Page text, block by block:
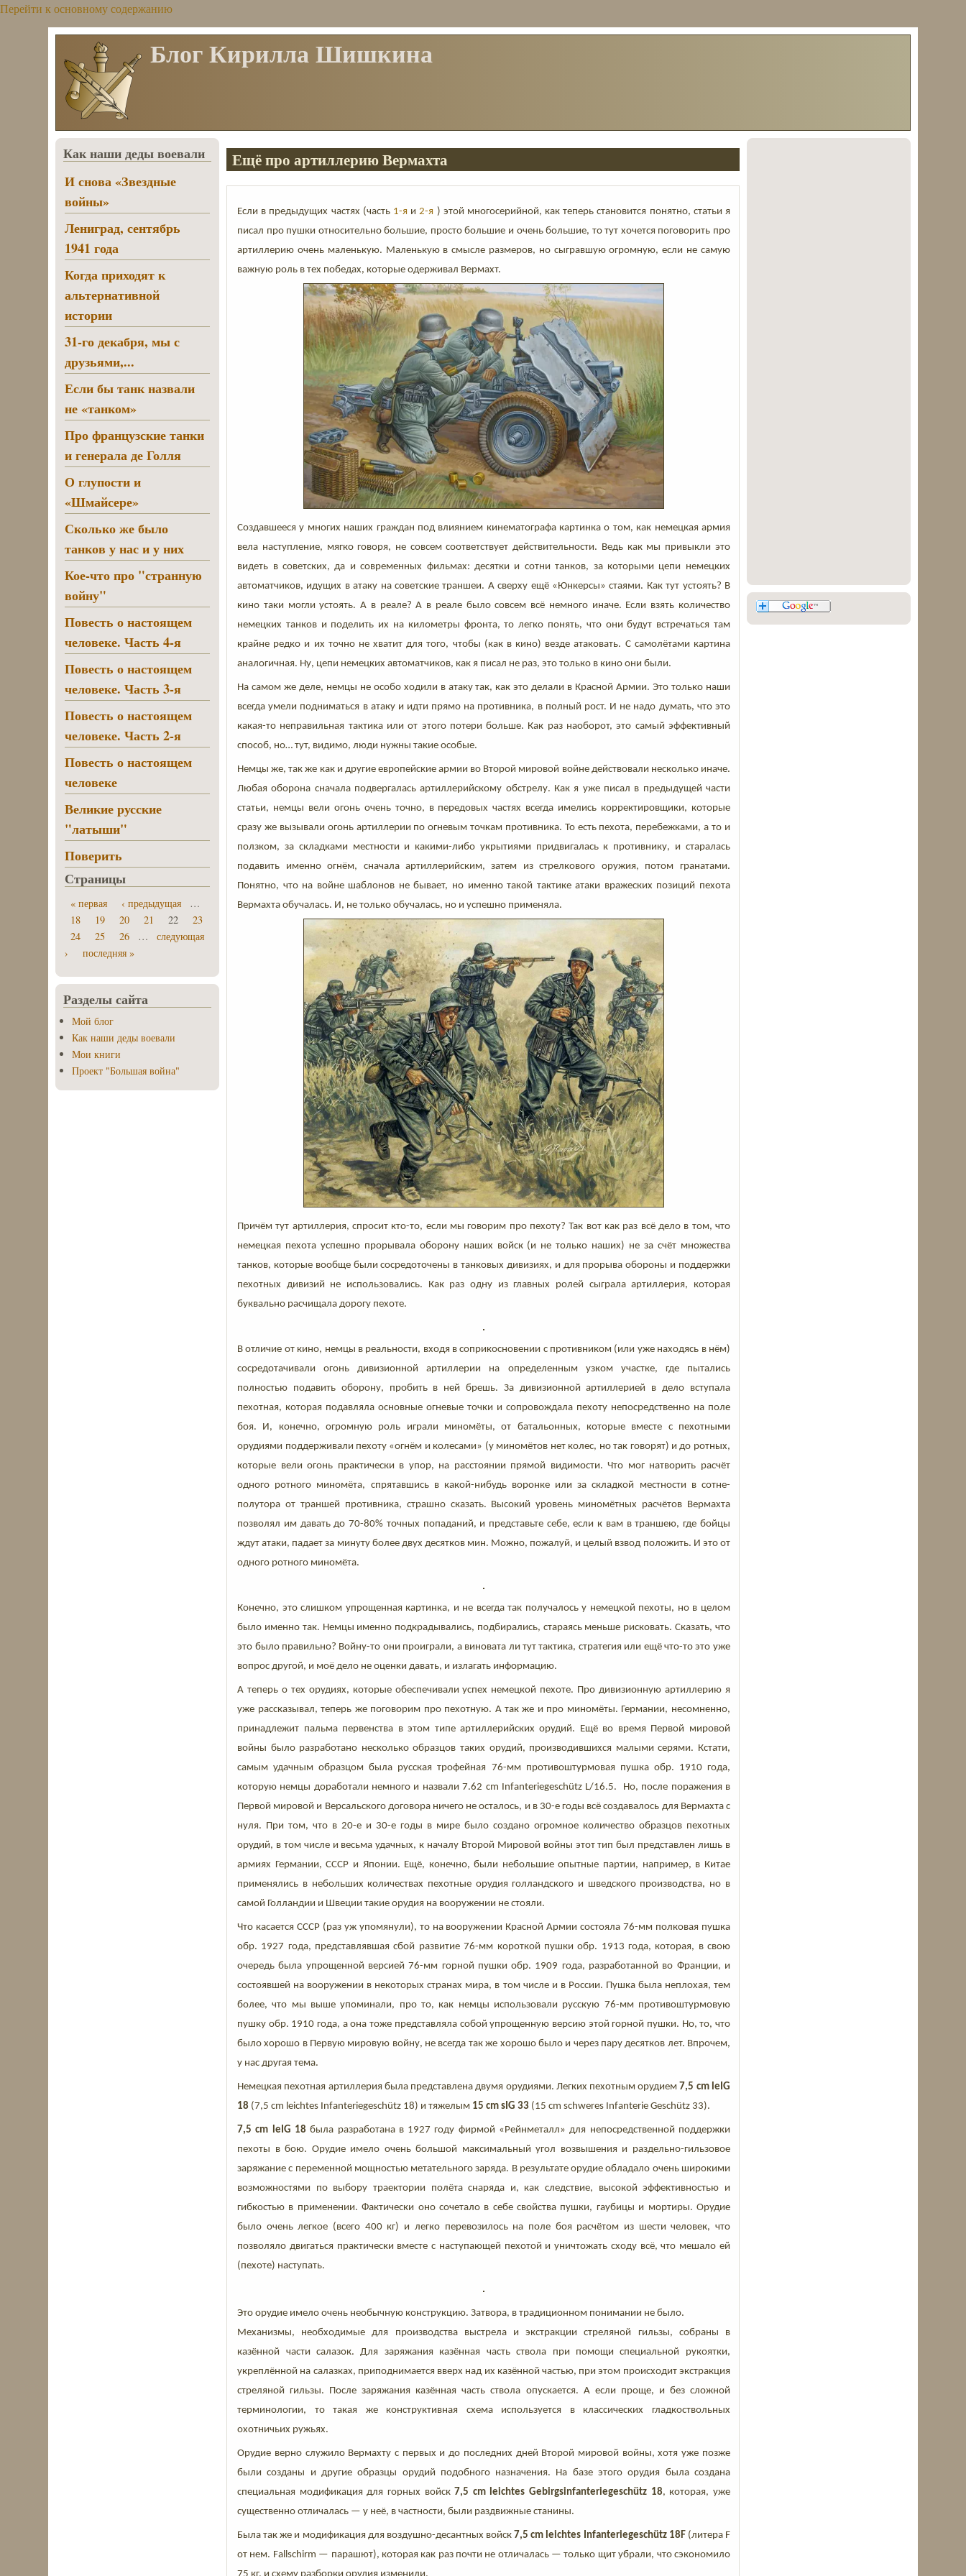
Перейти к основному содержанию
Блог Кирилла Шишкина
Ещё про артиллерию Вермахта
Если в предыдущих частях (часть 1-я и2-я ) этой многосерийной, как теперь становится понятно, статьи я
писал про пушки относительно большие, просто большие и очень большие, то тут хочется поговорить про
артиллерию очень маленькую. Маленькую в смысле размеров, но сыгравшую огромную, если не самую
важную роль в тех победах, которые одерживал Вермахт.
Создавшееся у многих наших граждан под влиянием кинематографа картинка о том, как немецкая армия
вела наступление, мягко говоря, не совсем соответствует действительности. Ведь как мы привыкли это
видеть в советских, да и современных фильмах: десятки и сотни танков, за которыми цепи немецких
автоматчиков, идущих в атаку на советские траншеи. А сверху ещё «Юнкерсы» стаями. Как тут устоять? В
кино таки могли устоять. А в реале? А в реале было совсем всё немного иначе. Если взять количество
немецких танков и поделить их на километры фронта, то легко понять, что они будут встречаться там
крайне редко и их точно не хватит для того, чтобы (как в кино) везде атаковать. С самолётами картина
аналогичная. Ну, цепи немецких автоматчиков, как я писал не раз, это только в кино они были.
На самом же деле, немцы не особо ходили в атаку так, как это делали в Красной Армии. Это только наши
всегда умели подниматься в атаку и идти прямо на противника, в полный рост. И не надо думать, что это
какая-то неправильная тактика или от этого потери больше. Как раз наоборот, это самый эффективный
способ, но… тут, видимо, люди нужны такие особые.
Немцы же, так же как и другие европейские армии во Второй мировой войне действовали несколько иначе.
Любая оборона сначала подвергалась артиллерийскому обстрелу. Как я уже писал в предыдущей части
статьи, немцы вели огонь очень точно, в передовых частях всегда имелись корректировщики, которые
сразу же вызывали огонь артиллерии по огневым точкам противника. То есть пехота, перебежками, а то и
ползком, за складками местности и какими-либо укрытиями придвигалась к противнику, и старалась
подавить именно огнём, сначала артиллерийским, затем из стрелкового оружия, потом гранатами.
Понятно, что на войне шаблонов не бывает, но именно такой тактике атаки вражеских позиций пехота
Вермахта обучалась. И, не только обучалась, но и успешно применяла.
Причём тут артиллерия, спросит кто-то, если мы говорим про пехоту? Так вот как раз всё дело в том, что
немецкая пехота успешно прорывала оборону наших войск (и не только наших) не за счёт множества
танков, которые вообще были сосредоточены в танковых дивизиях, и для прорыва обороны и поддержки
пехотных дивизий не использовались. Как раз одну из главных ролей сыграла артиллерия, которая
буквально расчищала дорогу пехоте.
В отличие от кино, немцы в реальности, входя в соприкосновении с противником (или уже находясь в нём)
сосредотачивали огонь дивизионной артиллерии на определенным узком участке, где пытались
полностью подавить оборону, пробить в ней брешь. За дивизионной артиллерией в дело вступала
пехотная, которая подавляла основные огневые точки и сопровождала пехоту непосредственно на поле
боя. И, конечно, огромную роль играли миномёты, от батальонных, которые вместе с пехотными
орудиями поддерживали пехоту «огнём и колесами» (у миномётов нет колес, но так говорят) и до ротных,
которые вели огонь практически в упор, на расстоянии прямой видимости. Что мог натворить расчёт
одного ротного миномёта, спрятавшись в какой-нибудь воронке или за складкой местности в сотне-
полутора от траншей противника, страшно сказать. Высокий уровень миномётных расчётов Вермахта
позволял им давать до 70-80% точных попаданий, и представьте себе, если к вам в траншею, где бойцы
ждут атаки, падает за минуту более двух десятков мин. Можно, пожалуй, и целый взвод положить. И это от
одного ротного миномёта.
Конечно, это слишком упрощенная картинка, и не всегда так получалось у немецкой пехоты, но в целом
было именно так. Немцы именно подкрадывались, подбирались, стараясь меньше рисковать. Сказать, что
это было правильно? Войну-то они проиграли, а виновата ли тут тактика, стратегия или ещё что-то это уже
вопрос другой, и моё дело не оценки давать, и излагать информацию.
А теперь о тех орудиях, которые обеспечивали успех немецкой пехоте. Про дивизионную артиллерию я
уже рассказывал, теперь же поговорим про пехотную. А так же и про миномёты. Германии, несомненно,
принадлежит пальма первенства в этом типе артиллерийских орудий. Ещё во время Первой мировой
войны было разработано несколько образцов таких орудий, производившихся малыми серями. Кстати,
самым удачным образцом была русская трофейная 76-мм противоштурмовая пушка обр. 1910 года,
которую немцы доработали немного и назвали 7.62 cm Infanteriegeschütz L/16.5. Но, после поражения в
Первой мировой и Версальского договора ничего не осталось, и в 30-е годы всё создавалось для Вермахта с
нуля. При том, что в 20-е и 30-е годы в мире было создано огромное количество образцов пехотных
орудий, в том числе и весьма удачных, к началу Второй Мировой войны этот тип был представлен лишь в
армиях Германии, СССР и Японии. Ещё, конечно, были небольшие опытные партии, например, в Китае
применялись в небольших количествах пехотные орудия голландского и шведского производства, но в
самой Голландии и Швеции такие орудия на вооружении не стояли.
Что касается СССР (раз уж упомянули), то на вооружении Красной Армии состояла 76-мм полковая пушка
обр. 1927 года, представлявшая сбой развитие 76-мм короткой пушки обр. 1913 года, которая, в свою
очередь была упрощенной версией 76-мм горной пушки обр. 1909 года, разработанной во Франции, и
состоявшей на вооружении в некоторых странах мира, в том числе и в России. Пушка была неплохая, тем
более, что мы выше упоминали, про то, как немцы использовали русскую 76-мм противоштурмовую
пушку обр. 1910 года, а она тоже представляла собой упрощенную версию этой горной пушки. Но, то, что
было хорошо в Первую мировую войну, не всегда так же хорошо было и через пару десятков лет. Впрочем,
у нас другая тема.
Немецкая пехотная артиллерия была представлена двумя орудиями. Легких пехотным орудием 7,5 cm leIG
18 (7,5 cm leichtes Infanteriegeschütz 18) и тяжелым 15 cm sIG 33 (15 cm schweres Infanterie Geschütz 33).
7,5 cm leIG 18была разработана в 1927 году фирмой «Рейнметалл» для непосредственной поддержки
пехоты в бою. Орудие имело очень большой максимальный угол возвышения и раздельно-гильзовое
заряжание с переменной мощностью метательного заряда. В результате орудие обладало очень широкими
возможностями по выбору траектории полёта снаряда и, как следствие, высокой эффективностью и
гибкостью в применении. Фактически оно сочетало в себе свойства пушки, гаубицы и мортиры. Орудие
было очень легкое (всего 400 кг) и легко перевозилось на поле боя расчётом из шести человек, что
позволяло двигаться практически вместе с наступающей пехотой и уничтожать сходу всё, что мешало ей
(пехоте) наступать.
Это орудие имело очень необычную конструкцию. Затвора, в традиционном понимании не было.
Механизмы, необходимые для производства выстрела и экстракции стреляной гильзы, собраны в
казённой части салазок. Для заряжания казённая часть ствола при помощи специальной рукоятки,
укреплённой на салазках, приподнимается вверх над их казённой частью, при этом происходит экстракция
стреляной гильзы. После заряжания казённая часть ствола опускается. А если проще, и без сложной
терминологии, то такая же конструктивная схема используется в классических гладкоствольных
охотничьих ружьях.
Орудие верно служило Вермахту с первых и до последних дней Второй мировой войны, хотя уже позже
были созданы и другие образцы орудий подобного назначения. На базе этого орудия была создана
специальная модификация для горных войск 7,5 cm leichtes Gebirgsinfanteriegeschütz 18, которая, уже
существенно отличалась — у неё, в частности, были раздвижные станины.
Была так же и модификация для воздушно-десантных войск 7,5 cm leichtes Infanteriegeschütz 18F (литера F
от нем. Fallschirm — парашют), которая как раз почти не отличалась — только щит убрали, что сэкономило
Как наши деды воевали
И снова «Звездные
войны»
Лениград, сентябрь
1941 года
Когда приходят к
альтернативной
истории
31-го декабря, мы с
друзьями,...
Если бы танк назвали
не «танком»
Про французские танки
и генерала де Голля
О глупости и
«Шмайсере»
Сколько же было
танков у нас и у них
Кое-что про "странную
войну"
Повесть о настоящем
человеке. Часть 4-я
Повесть о настоящем
человеке. Часть 3-я
Повесть о настоящем
человеке. Часть 2-я
Повесть о настоящем
человеке
Великие русские
"латыши"
Поверить
Страницы
« первая ‹ предыдущая
…
18
19 20 21 22
23
24
25 26 …
следующая
›
последняя »
Разделы сайта
Мой блог
Как наши деды воевали
Мои книги
Проект "Большая война"